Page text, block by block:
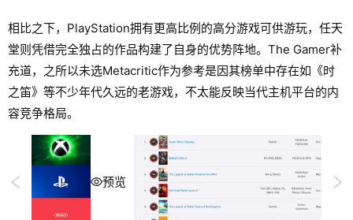
相比之下，PlayStation拥有更高比例的高分游戏可供游玩，任天
堂则凭借完全独占的作品构建了自身的优势阵地。The Gamer补
充道，之所以未选Metacritic作为参考是因其榜单中存在如《时
之笛》等不少年代久远的老游戏，不太能反映当代主机平台的内
容竞争格局。
预览